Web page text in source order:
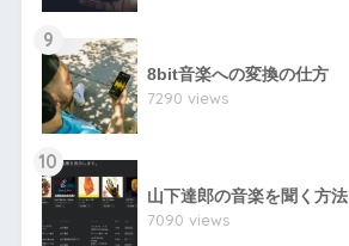
9
8bit音楽への変換の仕方
7290 views
10
山下達郎の音楽を聞く方法
7090 views